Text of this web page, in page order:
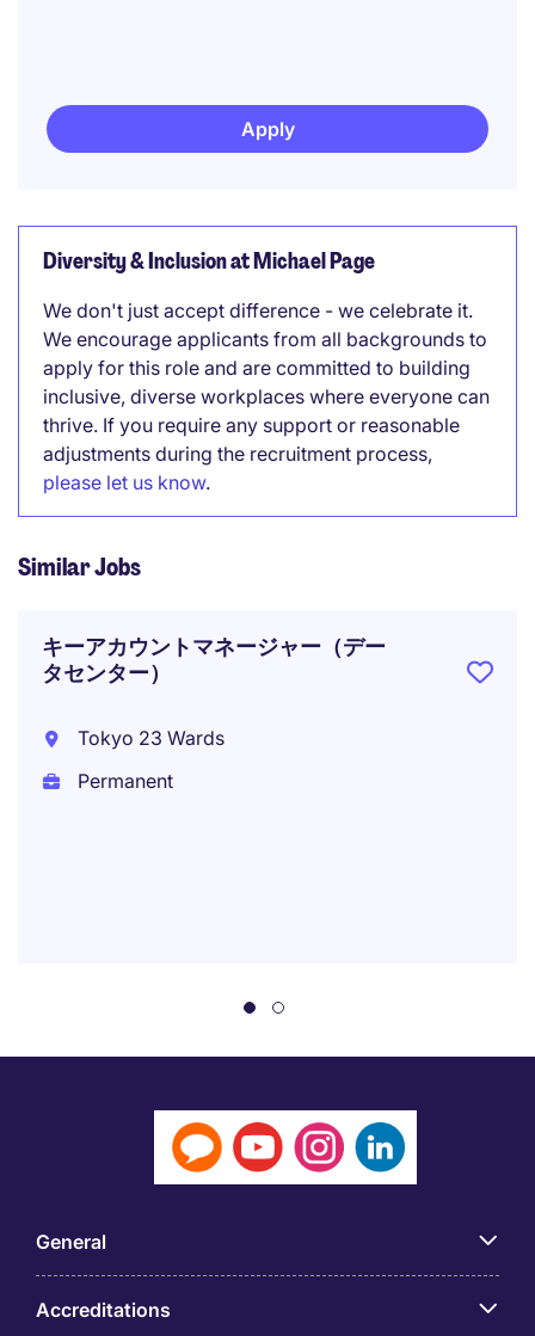
Apply
Diversity & Inclusion at Michael Page
We don't just accept difference - we celebrate it.
We encourage applicants from all backgrounds to
apply for this role and are committed to building
inclusive, diverse workplaces where everyone can
thrive. If you require any support or reasonable
adjustments during the recruitment process,
please let us know.
Similar Jobs
キーアカウントマネージャー（デー
タセンター）
Tokyo 23 Wards
Permanent
General
Accreditations